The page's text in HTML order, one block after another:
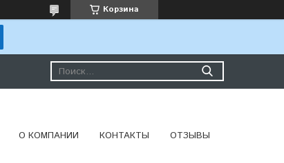
Корзина
О КОМПАНИИ КОНТАКТЫ ОТЗЫВЫ